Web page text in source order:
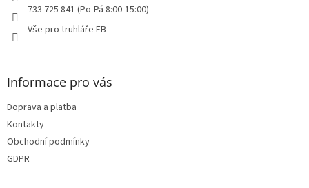
733 725 841 (Po-Pá 8:00-15:00)
Vše pro truhláře FB
Informace pro vás
Doprava a platba
Kontakty
Obchodní podmínky
GDPR